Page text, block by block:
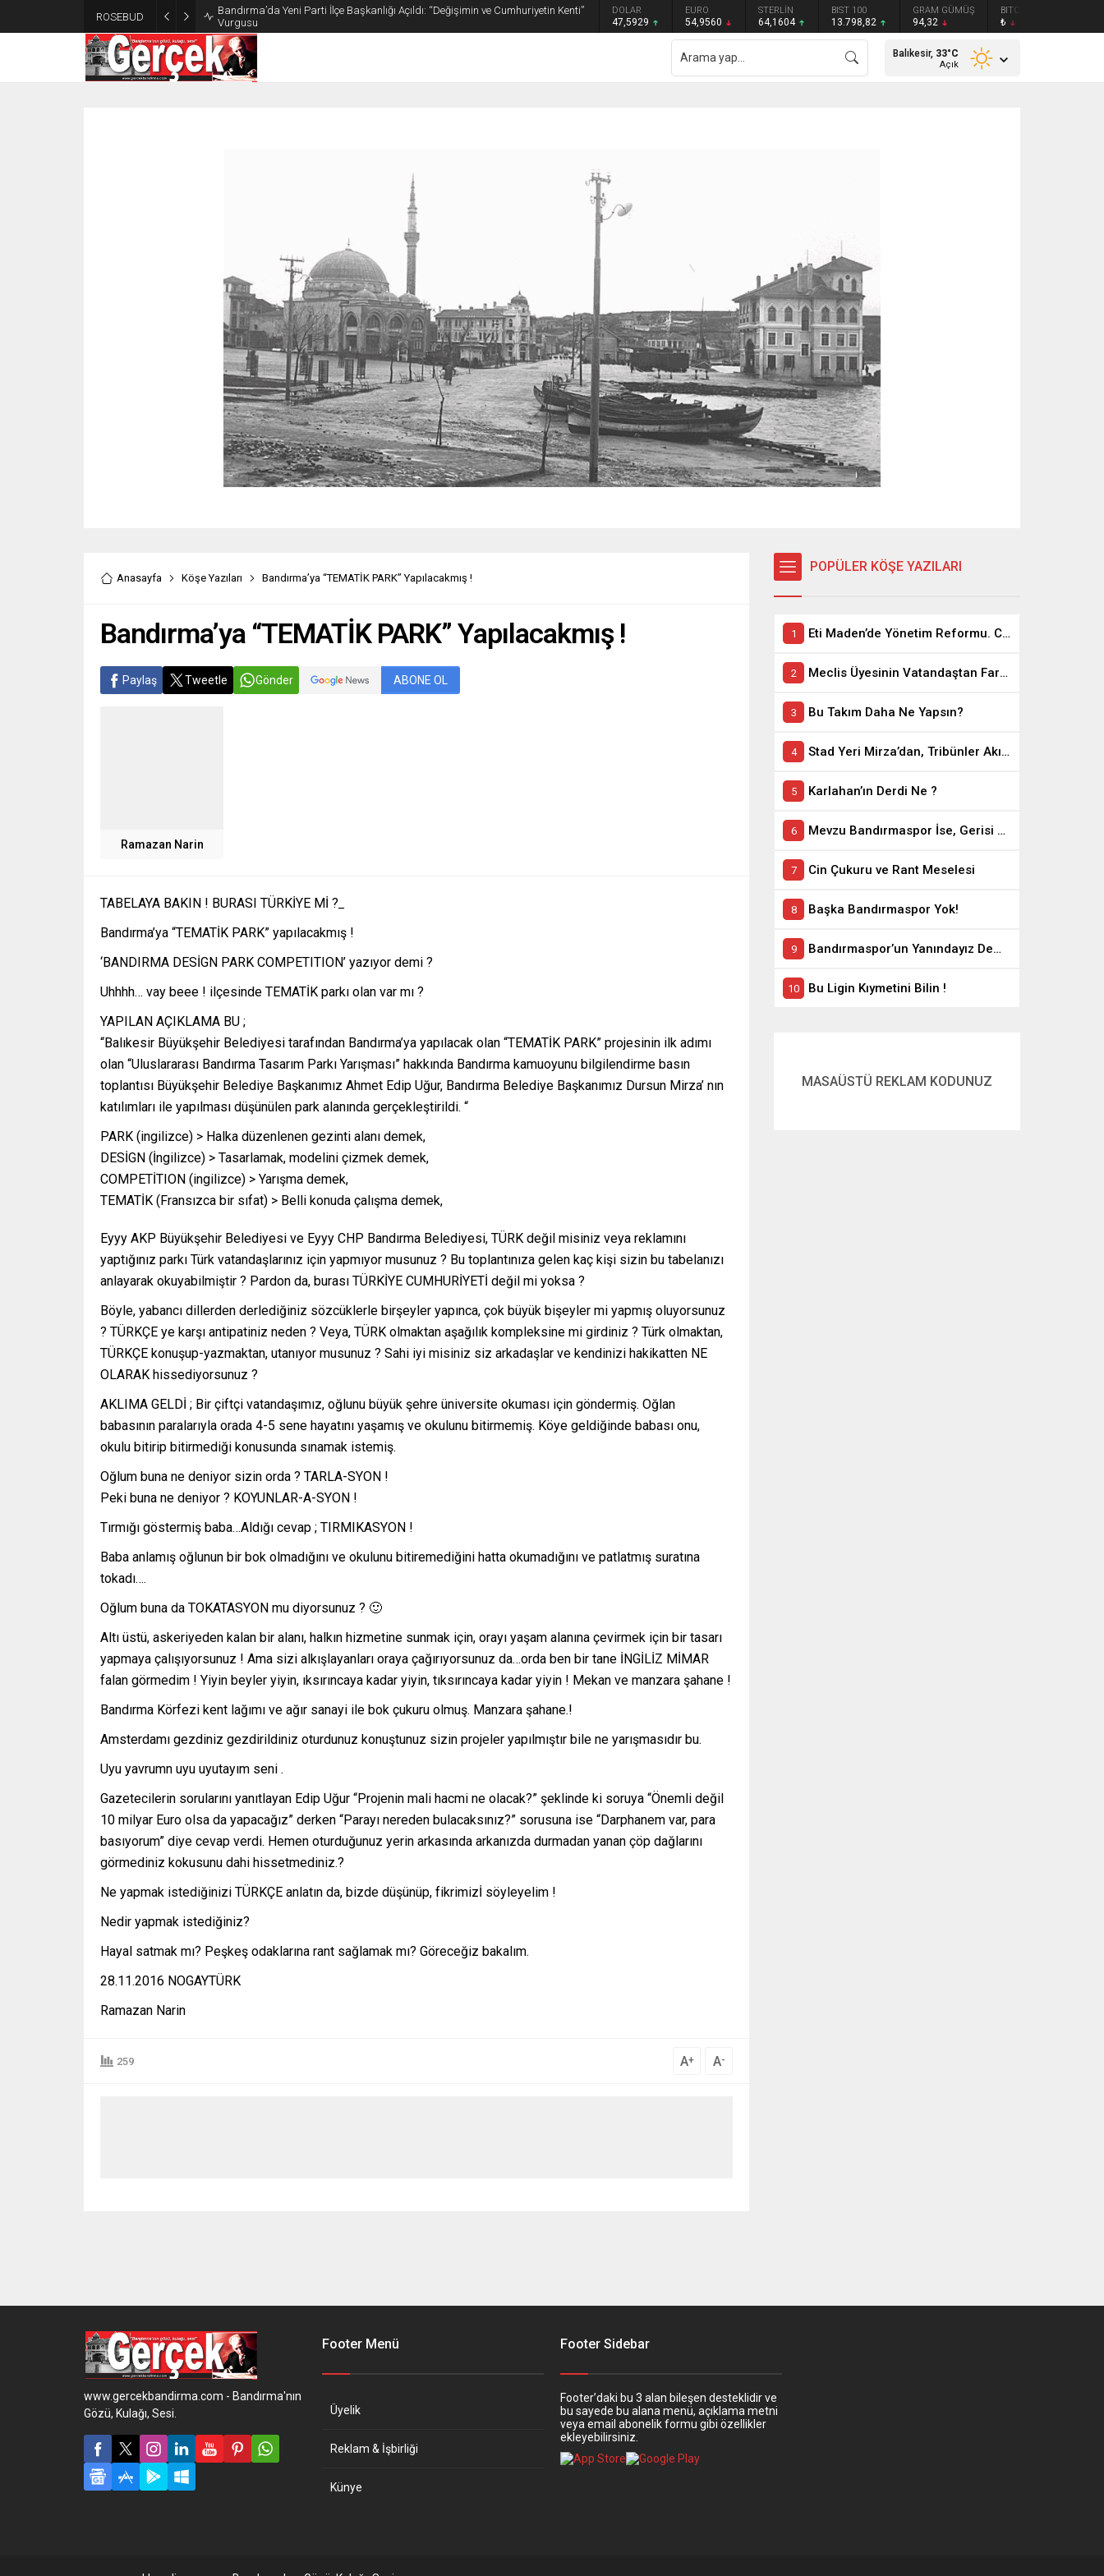
ROSEBUD
Bandırma’da Yeni Parti İlçe Başkanlığı Açıldı: “Değişimin ve Cumhuriyetin Kenti”
Vurgusu
GRAM ALTIN DOLAR
47,5929
EURO
54,9560
STERLİN
64,1604
BIST 100
13.798,82
GRAM GÜMÜŞ
94,32
BITCOIN
₺
Balıkesir, 33°C
Açık
Anasayfa Köşe Yazıları Bandırma’ya “TEMATİK PARK” Yapılacakmış !
Bandırma’ya “TEMATİK PARK” Yapılacakmış !
Paylaş Tweetle Gönder ABONE OL
Ramazan Narin
TABELAYA BAKIN ! BURASI TÜRKİYE Mİ ?
Bandırma’ya “TEMATİK PARK” yapılacakmış !
‘BANDIRMA DESİGN PARK COMPETITION’ yazıyor demi ?
Uhhhh… vay beee ! ilçesinde TEMATİK parkı olan var mı ?
YAPILAN AÇIKLAMA BU ;
“Balıkesir Büyükşehir Belediyesi tarafından Bandırma’ya yapılacak olan “TEMATİK PARK” projesinin ilk adımı
olan “Uluslararası Bandırma Tasarım Parkı Yarışması” hakkında Bandırma kamuoyunu bilgilendirme basın
toplantısı Büyükşehir Belediye Başkanımız Ahmet Edip Uğur, Bandırma Belediye Başkanımız Dursun Mirza’ nın
katılımları ile yapılması düşünülen park alanında gerçekleştirildi. “
PARK (ingilizce) > Halka düzenlenen gezinti alanı demek,
DESİGN (İngilizce) > Tasarlamak, modelini çizmek demek,
COMPETİTION (ingilizce) > Yarışma demek,
TEMATİK (Fransızca bir sıfat) > Belli konuda çalışma demek,
Eyyy AKP Büyükşehir Belediyesi ve Eyyy CHP Bandırma Belediyesi, TÜRK değil misiniz veya reklamını
yaptığınız parkı Türk vatandaşlarınız için yapmıyor musunuz ? Bu toplantınıza gelen kaç kişi sizin bu tabelanızı
anlayarak okuyabilmiştir ? Pardon da, burası TÜRKİYE CUMHURİYETİ değil mi yoksa ?
Böyle, yabancı dillerden derlediğiniz sözcüklerle birşeyler yapınca, çok büyük bişeyler mi yapmış oluyorsunuz
? TÜRKÇE ye karşı antipatiniz neden ? Veya, TÜRK olmaktan aşağılık kompleksine mi girdiniz ? Türk olmaktan,
TÜRKÇE konuşup-yazmaktan, utanıyor musunuz ? Sahi iyi misiniz siz arkadaşlar ve kendinizi hakikatten NE
OLARAK hissediyorsunuz ?
AKLIMA GELDİ ; Bir çiftçi vatandaşımız, oğlunu büyük şehre üniversite okuması için göndermiş. Oğlan
babasının paralarıyla orada 4-5 sene hayatını yaşamış ve okulunu bitirmemiş. Köye geldiğinde babası onu,
okulu bitirip bitirmediği konusunda sınamak istemiş.
Oğlum buna ne deniyor sizin orda ? TARLA-SYON !
Peki buna ne deniyor ? KOYUNLAR-A-SYON !
Tırmığı göstermiş baba…Aldığı cevap ; TIRMIKASYON !
Baba anlamış oğlunun bir bok olmadığını ve okulunu bitiremediğini hatta okumadığını ve patlatmış suratına
tokadı….
Oğlum buna da TOKATASYON mu diyorsunuz ? 🙂
Altı üstü, askeriyeden kalan bir alanı, halkın hizmetine sunmak için, orayı yaşam alanına çevirmek için bir tasarı
yapmaya çalışıyorsunuz ! Ama sizi alkışlayanları oraya çağırıyorsunuz da…orda ben bir tane İNGİLİZ MİMAR
falan görmedim ! Yiyin beyler yiyin, ıksırıncaya kadar yiyin, tıksırıncaya kadar yiyin ! Mekan ve manzara şahane !
Bandırma Körfezi kent lağımı ve ağır sanayi ile bok çukuru olmuş. Manzara şahane.!
Amsterdamı gezdiniz gezdirildiniz oturdunuz konuştunuz sizin projeler yapılmıştır bile ne yarışmasıdır bu.
Uyu yavrumn uyu uyutayım seni .
Gazetecilerin sorularını yanıtlayan Edip Uğur “Projenin mali hacmi ne olacak?” şeklinde ki soruya “Önemli değil
10 milyar Euro olsa da yapacağız” derken “Parayı nereden bulacaksınız?” sorusuna ise “Darphanem var, para
basıyorum” diye cevap verdi. Hemen oturduğunuz yerin arkasında arkanızda durmadan yanan çöp dağlarını
görmediniz kokusunu dahi hissetmediniz.?
Ne yapmak istediğinizi TÜRKÇE anlatın da, bizde düşünüp, fikrimizİ söyleyelim !
Nedir yapmak istediğiniz?
Hayal satmak mı? Peşkeş odaklarına rant sağlamak mı? Göreceğiz bakalım.
28.11.2016 NOGAYTÜRK
Ramazan Narin
259 A+ A-
POPÜLER KÖŞE YAZILARI
Eti Maden’de Yönetim Reformu. CEO Modeli’nde Kadro / Taşeron İşçilik Ayrımı Kalkıyor
Meclis Üyesinin Vatandaştan Farkı Ne ?
Bu Takım Daha Ne Yapsın?
Stad Yeri Mirza’dan, Tribünler Akın’dan: Geriye Bakanlık Kaldı.
Karlahan’ın Derdi Ne ?
Mevzu Bandırmaspor İse, Gerisi Teferruattır
Cin Çukuru ve Rant Meselesi
Başka Bandırmaspor Yok!
Bandırmaspor’un Yanındayız Demekle Olmuyor!
Bu Ligin Kıymetini Bilin !
MASAÜSTÜ REKLAM KODUNUZ
www.gercekbandirma.com - Bandırma'nın
Gözü, Kulağı, Sesi.
Footer Menü
Üyelik
Reklam & İşbirliği
Künye
Footer Sidebar
Footer’daki bu 3 alan bileşen desteklidir ve
bu sayede bu alana menü, açıklama metni
veya email abonelik formu gibi özellikler
ekleyebilirsiniz.